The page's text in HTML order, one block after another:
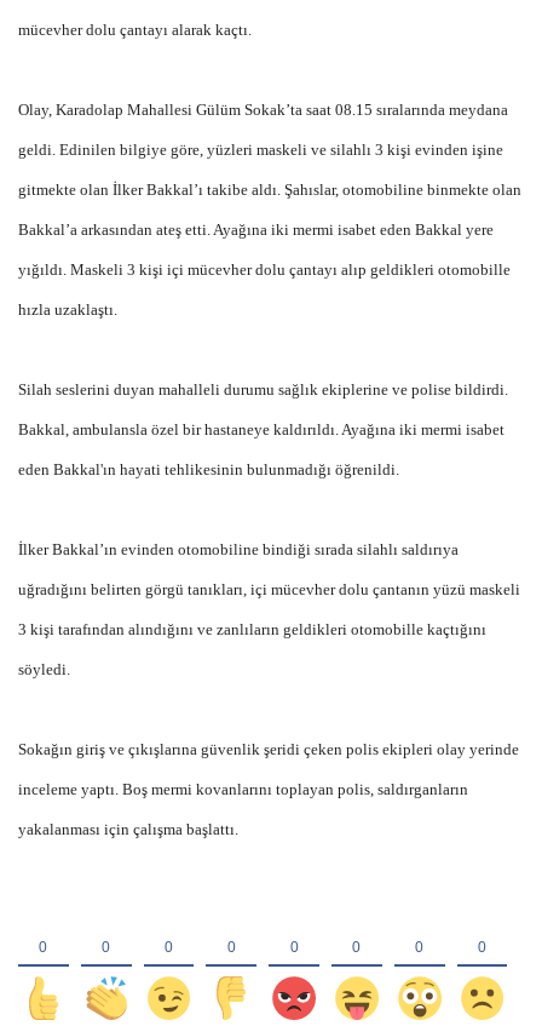
mücevher dolu çantayı alarak kaçtı.
Olay, Karadolap Mahallesi Gülüm Sokak’ta saat 08.15 sıralarında meydana
geldi. Edinilen bilgiye göre, yüzleri maskeli ve silahlı 3 kişi evinden işine
gitmekte olan İlker Bakkal’ı takibe aldı. Şahıslar, otomobiline binmekte olan
Bakkal’a arkasından ateş etti. Ayağına iki mermi isabet eden Bakkal yere
yığıldı. Maskeli 3 kişi içi mücevher dolu çantayı alıp geldikleri otomobille
hızla uzaklaştı.
Silah seslerini duyan mahalleli durumu sağlık ekiplerine ve polise bildirdi.
Bakkal, ambulansla özel bir hastaneye kaldırıldı. Ayağına iki mermi isabet
eden Bakkal'ın hayati tehlikesinin bulunmadığı öğrenildi.
İlker Bakkal’ın evinden otomobiline bindiği sırada silahlı saldırıya
uğradığını belirten görgü tanıkları, içi mücevher dolu çantanın yüzü maskeli
3 kişi tarafından alındığını ve zanlıların geldikleri otomobille kaçtığını
söyledi.
Sokağın giriş ve çıkışlarına güvenlik şeridi çeken polis ekipleri olay yerinde
inceleme yaptı. Boş mermi kovanlarını toplayan polis, saldırganların
yakalanması için çalışma başlattı.